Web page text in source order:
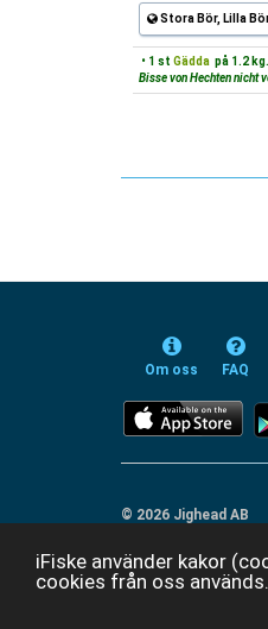
iFiske använder kakor
cookies från oss används.
Stora Bör, Lilla
• 1 st Gädda på 1.2 kg.
Bisse von Hechten nicht
Om oss FAQ
© 2026 Jighead AB